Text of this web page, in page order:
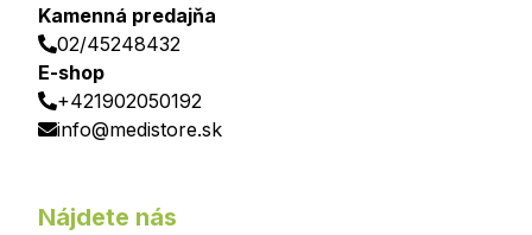
Kamenná predajňa
02/45248432
E-shop
+421902050192
info@medistore.sk
Nájdete nás